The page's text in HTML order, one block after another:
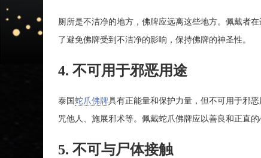
厕所是不洁净的地方，佛牌应远离这些地方。佩戴者
了避免佛牌受到不洁净的影响，保持佛牌的神圣性。
4. 不可用于邪恶用途
泰国 蛇爪佛牌具有正能量和保护力量，但不可用于邪
咒他人、施展邪术等。佩戴蛇爪佛牌应以善良和正直的
5. 不可与尸体接触